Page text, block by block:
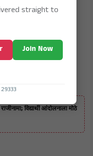
विद्यार्थी आंदोलनाला मोठे
straight to
Join Now